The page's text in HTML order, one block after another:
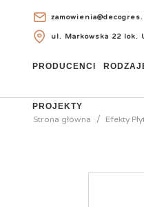
ul. Markowska 22 lok.
PRODUCENCI
PROJEKTY
Strona główna
Efekty